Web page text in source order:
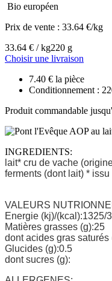
Bio européen
Prix de vente : 33.64 €/kg
33.64 € / kg220 g
Choisir une livraison
7.40 € la pièce
Conditionnement :
Produit commandable
INGREDIENTS:
lait* cru de vache
ferments (dont lait) *
VALEURS
Energie (kj)/(kcal):1325/
Matières grasses (g):25
dont acides gras saturés
Glucides (g):0.5
dont sucres (g):